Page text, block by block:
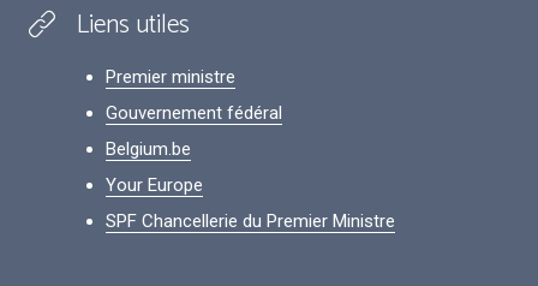
Liens utiles
Premier ministre
Gouvernement fédéral
Belgium.be
Your Europe
SPF Chancellerie du Premier Ministre